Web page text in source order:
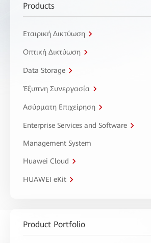
Products
Εταιρική Δικτύωση
Οπτική Δικτύωση
Data Storage
Έξυπνη Συνεργασία
Ασύρματη Επιχείρηση
Enterprise Services and Software
Management System
Huawei Cloud
HUAWEI eKit
Product Portfolio